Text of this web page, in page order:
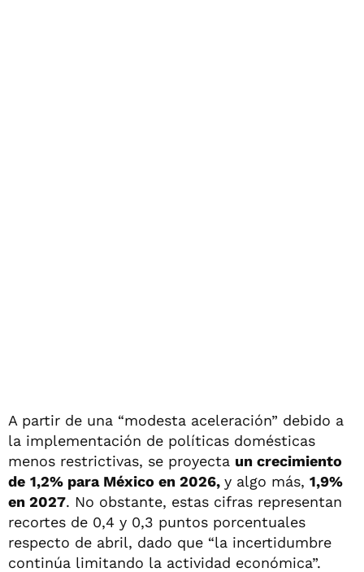
A partir de una “modesta aceleración” debido a
la implementación de políticas domésticas
menos restrictivas, se proyecta un crecimiento
de 1,2% para México en 2026, y algo más, 1,9%
en 2027. No obstante, estas cifras representan
recortes de 0,4 y 0,3 puntos porcentuales
respecto de abril, dado que “la incertidumbre
continúa limitando la actividad económica”.